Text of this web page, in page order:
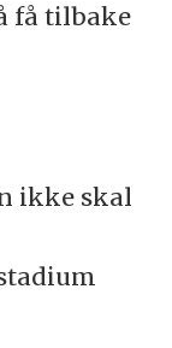
få tilbake
ikke skal